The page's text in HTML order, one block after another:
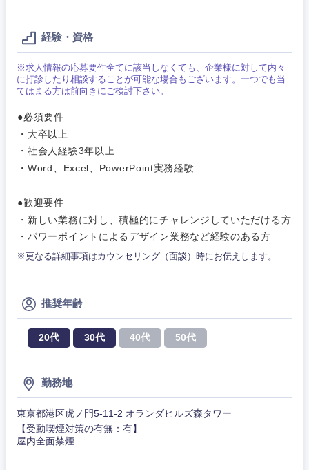
経験・資格
※求人情報の応募要件全てに該当しなくても、企業様に対して内々
に打診したり相談することが可能な場合もございます。一つでも当
てはまる方は前向きにご検討下さい。
●必須要件
・大卒以上
・社会人経験3年以上
・Word、Excel、PowerPoint実務経験
●歓迎要件
・新しい業務に対し、積極的にチャレンジしていただける方
・パワーポイントによるデザイン業務など経験のある方
※更なる詳細事項はカウンセリング（面談）時にお伝えします。
推奨年齢
20代 30代 40代 50代
勤務地
東京都港区虎ノ門5-11-2 オランダヒルズ森タワー
【受動喫煙対策の有無：有】
屋内全面禁煙
クリエイ
コンサル
タント
技術職
（IT）、
Webサー
ビス・制
（モノづ
くり）
金融専門
職
メディカ
ル
その他企画業務
クリエイティブ
コンサルタント
技術職（IT）、Webサービス・制作、ゲーム
金融専門職
建設・施工管理
事務職
その他
金融
建設・不動産
倉庫・運輸・物流
IT・通信
WEBサービス
コンサル・シンクタンク
広告・宣伝・印刷
マスメディア
エンターテイメント
関東地方
茨城県
群馬県 埼玉県
上場企業
業
転勤なし
完全週休2日制 社宅・家賃補助有